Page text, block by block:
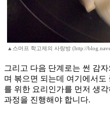
▲스머프 학고제의 사랑방 (http://
그리고 다음 단계로는 썬 감
며 볶으면 되는데 여기에서
를 위한 요리인가를 먼저 생
과정을 진행해야 합니다.